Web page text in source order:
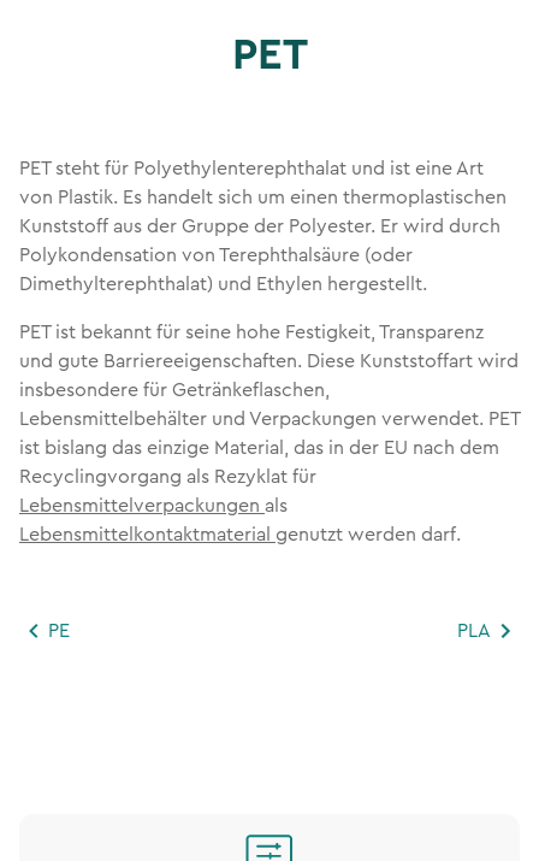
PET
PET steht für Polyethylenterephthalat und ist eine Art
von Plastik. Es handelt sich um einen thermoplastischen
Kunststoff aus der Gruppe der Polyester. Er wird durch
Polykondensation von Terephthalsäure (oder
Dimethylterephthalat) und Ethylen hergestellt.
PET ist bekannt für seine hohe Festigkeit, Transparenz
und gute Barriereeigenschaften. Diese Kunststoffart wird
insbesondere für Getränkeflaschen,
Lebensmittelbehälter und Verpackungen verwendet. PET
ist bislang das einzige Material, das in der EU nach dem
Recyclingvorgang als Rezyklat für
Lebensmittelverpackungen als
Lebensmittelkontaktmaterial genutzt werden darf.
PE PLA